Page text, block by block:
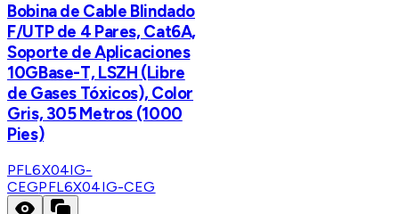
Bobina de Cable Blindado
F/UTP de 4 Pares, Cat6A,
Soporte de Aplicaciones
10GBase-T, LSZH (Libre
de Gases Tóxicos), Color
Gris, 305 Metros (1000
Pies)
PFL6X04IG-
CEGPFL6X04IG-CEG